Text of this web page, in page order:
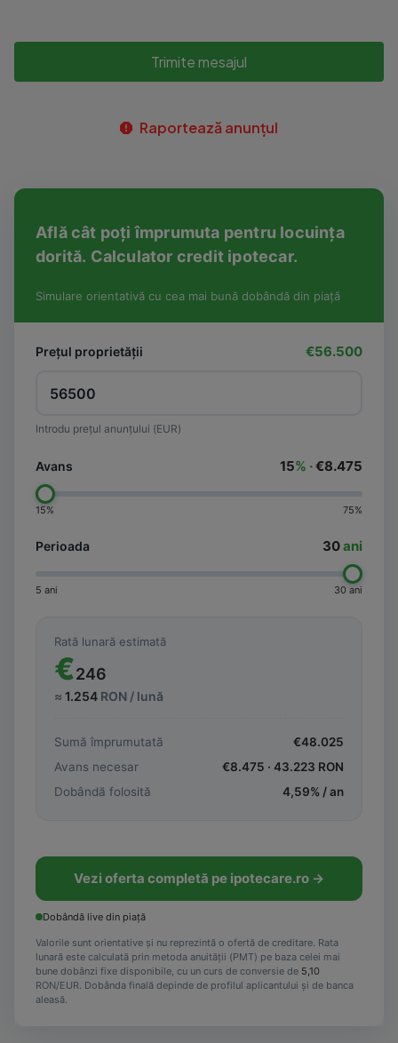
Trimite mesajul
Raportează anunțul
Află cât poți împrumuta pentru locuința
dorită. Calculator credit ipotecar.
Simulare orientativă cu cea mai bună dobândă din piață
Prețul proprietății €56.500
Introdu prețul anunțului (EUR)
Avans 15% ·€8.475
15% 75%
Perioada 30ani
5 ani 30 ani
Rată lunară estimată
€246
≈ 1.254 RON / lună
Sumă împrumutată €48.025
Avans necesar
€8.475 · 43.223 RON
Dobândă folosită
4,59% / an
Vezi oferta completă pe ipotecare.ro →
Dobândă live din piață
Valorile sunt orientative și nu reprezintă o ofertă de creditare. Rata
lunară este calculată prin metoda anuității (PMT) pe baza celei mai
bune dobânzi fixe disponibile, cu un curs de conversie de 5,10
RON/EUR. Dobânda finală depinde de profilul aplicantului și de banca
aleasă.